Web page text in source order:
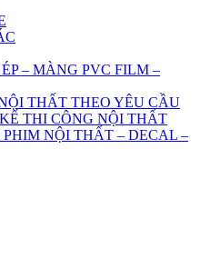
– MÀNG PVC FILM –
THẤT THEO YÊU CẦU
THI CÔNG NỘI THẤT
NỘI THẤT – DECAL –